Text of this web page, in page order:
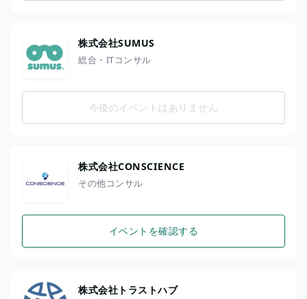
株式会社SUMUS
総合・ITコンサル
今後のイベントはありません
株式会社CONSCIENCE
その他コンサル
イベントを確認する
株式会社トラストハブ